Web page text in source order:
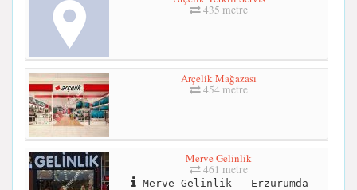
435 metre
Arçelik Mağazası
454 metre
Merve Gelinlik
461 metre
Merve Gelinlik - Erzurumda